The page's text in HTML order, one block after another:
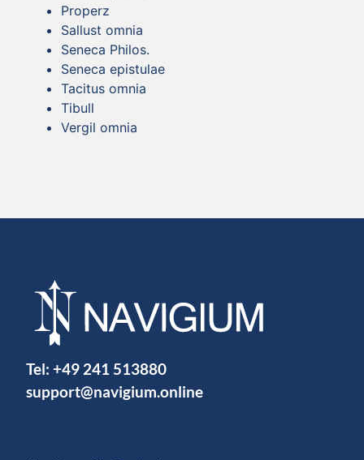
Properz
Sallust omnia
Seneca Philos.
Seneca epistulae
Tacitus omnia
Tibull
Vergil omnia
Tel: +49 241 513880
support@navigium.online